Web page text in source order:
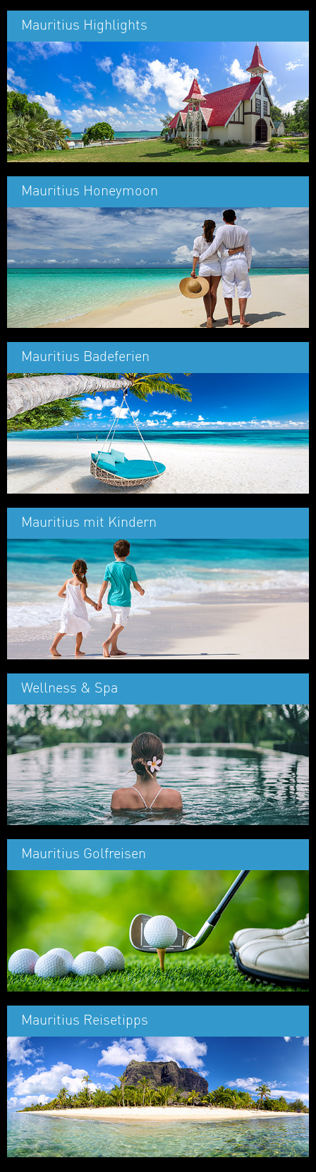
Mauritius Highlights
Mauritius Honeymoon
Mauritius Badeferien
Mauritius mit Kindern
Wellness & Spa
Mauritius Golfreisen
Mauritius Reisetipps